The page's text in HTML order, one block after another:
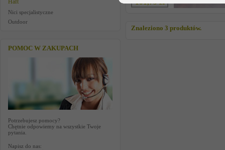
Haft
Nici specjalistyczne
Outdoor
POMOC W ZAKUPACH
Potrzebujesz pomocy?
Chętnie odpowiemy na wszystkie Twoje
pytania.
Napisz do nas:
101,79 zł
Znaleziono 3 produktów.